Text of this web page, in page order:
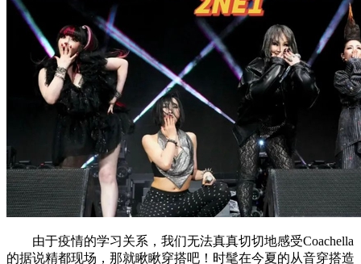
由于疫情的学习关系，我们无法真真切切地感受Coachella
的据说精都现场，那就瞅瞅穿搭吧！时髦在今夏的从音穿搭造